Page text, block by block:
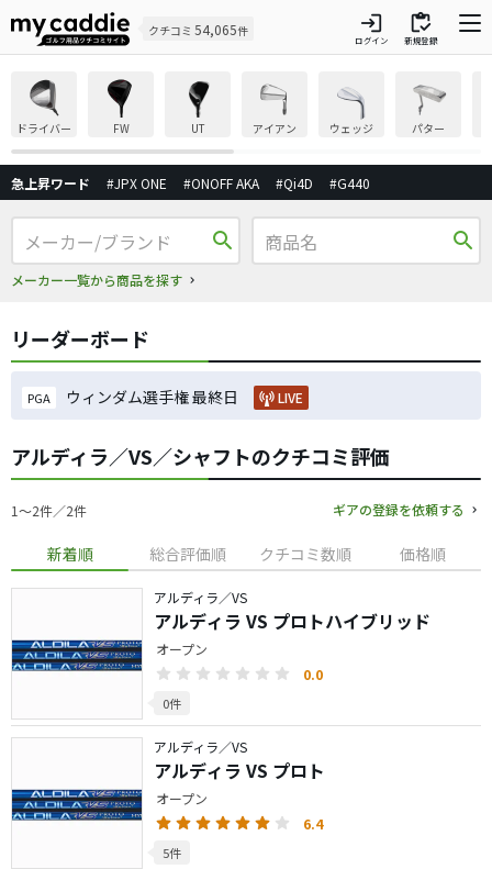
クチコミ 54,065件 login
ログイン
inventory
新規登録
ドライバー FW UT アイアン ウェッジ パター
急上昇ワード #JPX ONE #ONOFF AKA #Qi4D #G440
search
メーカー一覧から商品を探す
search
リーダーボード
PGA ウィンダム選手権 最終日 LIVE
アルディラ／VS／シャフトのクチコミ評価
1〜2件／2件 ギアの登録を依頼する
新着順 総合評価順 クチコミ数順 価格順
アルディラ／VS
アルディラ VS プロトハイブリッド
オープン
0.0
0件
アルディラ／VS
アルディラ VS プロト
オープン
6.4
5件